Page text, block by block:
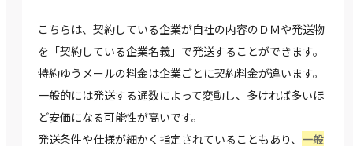
こちらは、契約している企業が自社の内容のＤＭや発送物
を「契約している企業名義」で発送することができます。
特約ゆうメールの料金は企業ごとに契約料金が違います。
一般的には発送する通数によって変動し、多ければ多いほ
ど安価になる可能性が高いです。
発送条件や仕様が細かく指定されていることもあり、 一般